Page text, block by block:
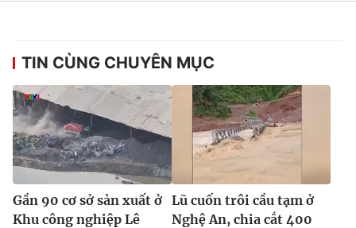
TIN CÙNG CHUYÊN MỤC
Gần 90 cơ sở sản xuất ở
Khu công nghiệp Lê
Lũ cuốn trôi cầu tạm ở
Nghệ An, chia cắt 400